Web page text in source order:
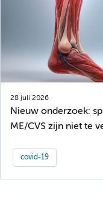
28 juli 2026
Nieuw onderzoek:
ME/CVS zijn niet te
covid-19